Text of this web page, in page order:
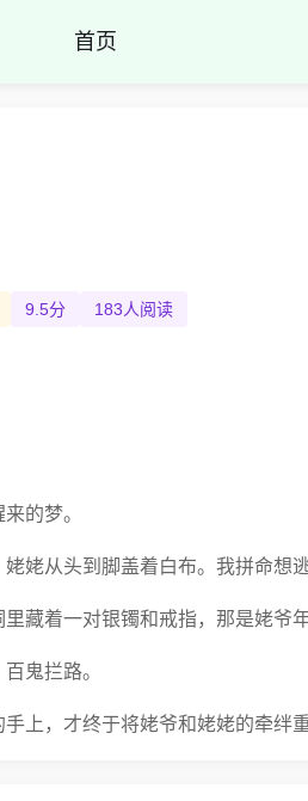
首页
9.5分 183人阅读
的梦。
姥从头到脚盖着白布。我拼命想
藏着一对银镯和戒指，那是姥爷
鬼拦路。
上，才终于将姥爷和姥姥的牵绊重